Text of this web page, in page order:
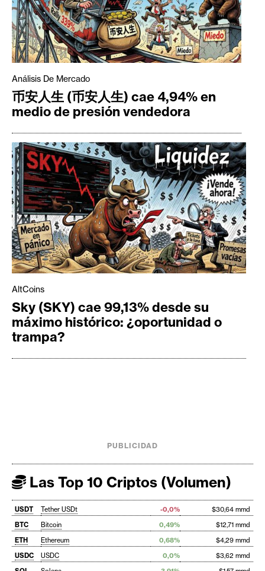
Análisis De Mercado
币安人生 (币安人生) cae 4,94% en
medio de presión vendedora
AltCoins
Sky (SKY) cae 99,13% desde su
máximo histórico: ¿oportunidad o
trampa?
PUBLICIDAD
Las Top 10 Criptos (Volumen)
USDT Tether USDt -0,0%
$30,64 mmd
BTC
Bitcoin 0,49%
$12,71 mmd
ETH
Ethereum 0,68%
$4,29 mmd
USDC
USDC 0,0%
$3,62 mmd